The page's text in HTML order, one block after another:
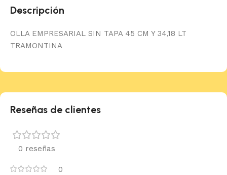
Descripción
OLLA EMPRESARIAL SIN TAPA 45 CM Y 34,18 LT
TRAMONTINA
Reseñas de clientes
0 reseñas
0